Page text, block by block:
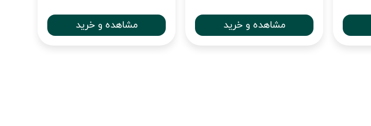
مشاهده و خرید مشاهده و خرید